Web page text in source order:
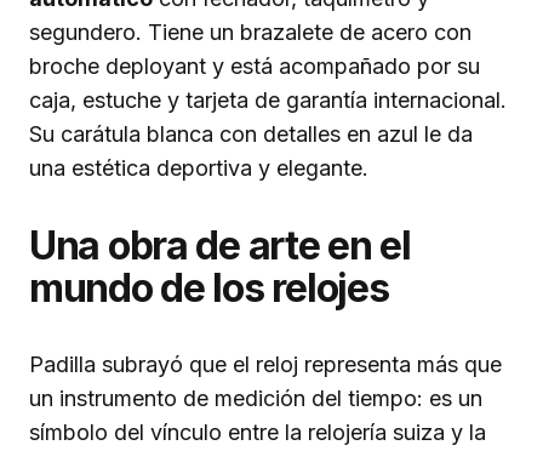
segundero. Tiene un brazalete de acero con
broche deployant y está acompañado por su
caja, estuche y tarjeta de garantía internacional.
Su carátula blanca con detalles en azul le da
una estética deportiva y elegante.
Una obra de arte en el
mundo de los relojes
Padilla subrayó que el reloj representa más que
un instrumento de medición del tiempo: es un
símbolo del vínculo entre la relojería suiza y la